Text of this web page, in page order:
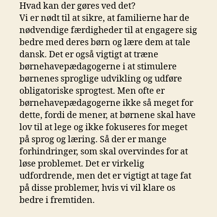
Hvad kan der gøres ved det?
Vi er nødt til at sikre, at familierne har de
nødvendige færdigheder til at engagere sig
bedre med deres børn og lære dem at tale
dansk. Det er også vigtigt at træne
børnehavepædagogerne i at stimulere
børnenes sproglige udvikling og udføre
obligatoriske sprogtest. Men ofte er
børnehavepædagogerne ikke så meget for
dette, fordi de mener, at børnene skal have
lov til at lege og ikke fokuseres for meget
på sprog og læring. Så der er mange
forhindringer, som skal overvindes for at
løse problemet. Det er virkelig
udfordrende, men det er vigtigt at tage fat
på disse problemer, hvis vi vil klare os
bedre i fremtiden.